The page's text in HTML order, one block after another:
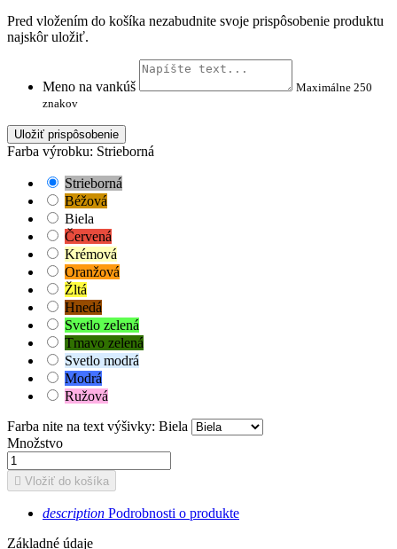
Pred vložením do košíka nezabudnite svoje prispôsobenie produktu
najskôr uložiť.
Meno na vankúš
Maximálne 250
znakov
Uložiť prispôsobenie
Farba výrobku: Strieborná
Strieborná
Béžová
Biela
Červená
Krémová
Oranžová
Žltá
Hnedá
Svetlo zelená
Tmavo zelená
Svetlo modrá
Modrá
Ružová
Farba nite na text výšivky: Biela
Množstvo
 Vložiť do košíka
description Podrobnosti o produkte
Základné údaje